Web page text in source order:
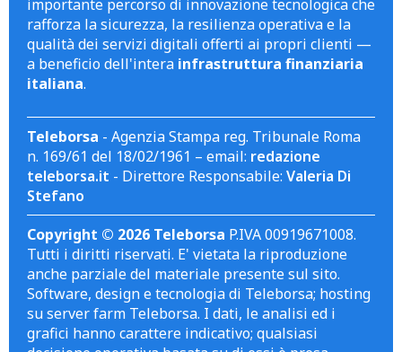
importante percorso di innovazione tecnologica che
rafforza la sicurezza, la resilienza operativa e la
qualità dei servizi digitali offerti ai propri clienti —
a beneficio dell'intera infrastruttura finanziaria
italiana.
Teleborsa - Agenzia Stampa reg. Tribunale Roma
n. 169/61 del 18/02/1961 – email: redazione
teleborsa.it - Direttore Responsabile: Valeria Di
Stefano
Copyright © 2026 Teleborsa P.IVA 00919671008.
Tutti i diritti riservati. E' vietata la riproduzione
anche parziale del materiale presente sul sito.
Software, design e tecnologia di Teleborsa; hosting
su server farm Teleborsa. I dati, le analisi ed i
grafici hanno carattere indicativo; qualsiasi